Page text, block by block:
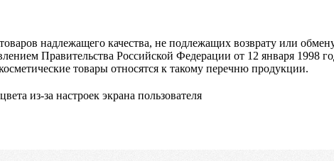
надлежащего качества, не подлежащих возврату или
Правительства Российской Федерации от 12 января 1998
товары относятся к такому перечню продукции.
из-за настроек экрана пользователя